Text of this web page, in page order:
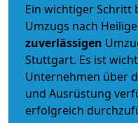
Ein wichtiger Schritt
Umzugs nach
zuverlässigen
Stuttgart. Es ist
Unternehmen über
und Ausrüstung
erfolgreich